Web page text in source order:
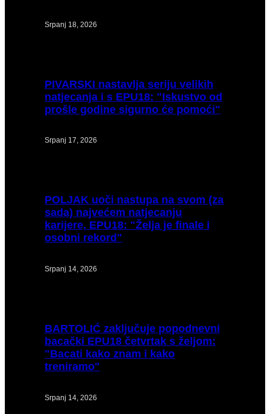
Srpanj 18, 2026
PIVARSKI nastavlja seriju velikih
natjecanja i s EPU18: "Iskustvo od
prošle godine sigurno će pomoći"
Srpanj 17, 2026
POLJAK uoči nastupa na svom (za
sada) najvećem natjecanju
karijere, EPU18: "Želja je finale i
osobni rekord"
Srpanj 14, 2026
BARTOLIĆ zaključuje popodnevni
bacački EPU18 četvrtak s željom:
"Bacati kako znam i kako
treniramo"
Srpanj 14, 2026